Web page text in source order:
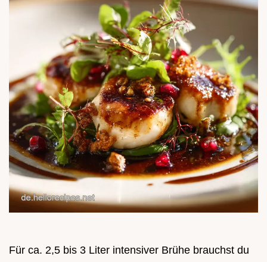
Für ca. 2,5 bis 3 Liter intensiver Brühe brauchst du